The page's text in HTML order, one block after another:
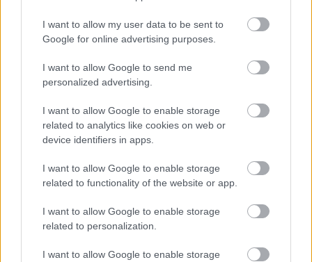
I want to allow my user data to be sent to
Google for online advertising purposes.
I want to allow Google to send me
personalized advertising.
I want to allow Google to enable storage
related to analytics like cookies on web or
device identifiers in apps.
I want to allow Google to enable storage
related to functionality of the website or app.
I want to allow Google to enable storage
related to personalization.
I want to allow Google to enable storage
Viaja sin visado
Parece ciencia ficción